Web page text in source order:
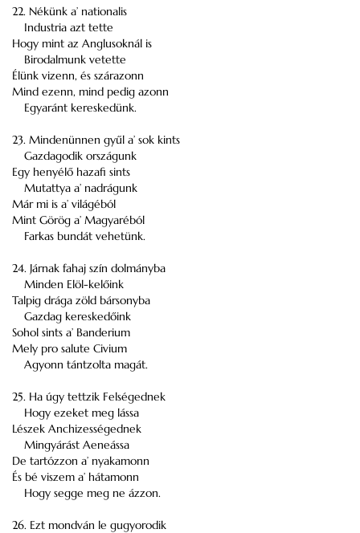
22. Nékünk a’ nationalis
Industria azt tette
Hogy mint az Anglusoknál is
Birodalmunk vetette
Élünk vizenn, és szárazonn
Mind ezenn, mind pedig azonn
Egyaránt kereskedünk.
23. Mindenünnen gyűl a’ sok kints
Gazdagodik országunk
Egy henyélő hazafi sints
Mutattya a’ nadrágunk
Már mi is a’ világéból
Mint Görög a’ Magyaréból
Farkas bundát vehetünk.
24. Járnak fahaj szín dolmányba
Minden Elöl-kelőink
Talpig drága zöld bársonyba
Gazdag kereskedőink
Sohol sints a’ Banderium
Mely pro salute Civium
Agyonn tántzolta magát.
25. Ha úgy tettzik Felségednek
Hogy ezeket meg lássa
Lészek Anchizességednek
Mingyárást Aeneássa
De tartózzon a’ nyakamonn
És bé viszem a’ hátamonn
Hogy segge meg ne ázzon.
26. Ezt mondván le gugyorodik